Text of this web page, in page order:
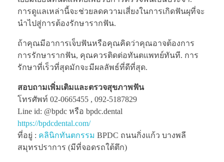
การดูแลเหล่านี้จะช่วยลดความเสี่ยงในการเกิดฟันผุที่จะ
นำไปสู่การต้องรักษารากฟัน.
ถ้าคุณมีอาการเจ็บฟันหรือคุณคิดว่าคุณอาจต้องการ
การรักษารากฟัน, คุณควรติดต่อทันตแพทย์ทันที. การ
รักษาที่เร็วที่สุดมักจะมีผลลัพธ์ที่ดีที่สุด.
สอบถามเพิ่มเติมและตรวจสุขภาพฟัน
โทรศัพท์ 02-0665455 , 092-5187829
Line id: @bpdc หรือ bpdc.dental
https://bpdcdental.com/
ที่อยู่ : คลินิกทันตกรรม BPDC ถนนกิ่งแก้ว บางพลี
สมุทรปราการ (มีที่จอดรถใต้ตึก)